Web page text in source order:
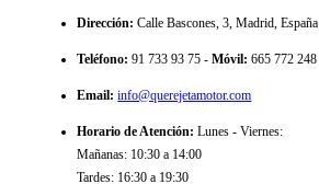
Dirección: Calle Bascones, 3, Madrid, España
Teléfono: 91 733 93 75 -Móvil: 665 772 248
Email: info@querejetamotor.com
Horario de Atención: Lunes - Viernes:
Mañanas: 10:30 a 14:00
Tardes: 16:30 a 19:30